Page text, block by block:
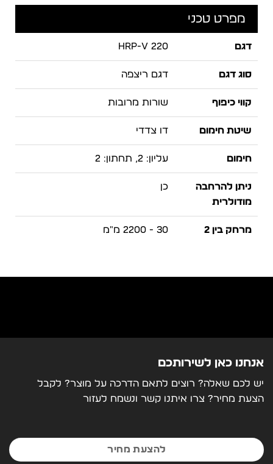
מפרט טכני
דגם HRP-V 220
סוג דגם דגם ריצפה
קווי כיפוף שורות מרובות
שיטת חימום דו צדדי
חימום עליון: 2, תחתון: 2
ניתן להרחבה
מודולרית
כן
מרחק בין 2
30 - 2200 מ"מ
מתח חיבור 230 W
שימוש בחשמל 2 KW
אנחנו כאן לשירותכם
יש לכם שאלה? רוצים לתאם הדרכה על מוצר? לקבל
הצעת מחיר? צרו איתנו קשר ונשמח לעזור
להצעת מחיר